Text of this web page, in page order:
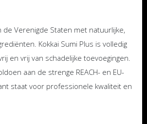
Verenigde Staten met natuurlijke,
Kokkai Sumi Plus is volledig
en vrij van schadelijke toevoegingen.
aan de strenge REACH- en EU-
staat voor professionele kwaliteit en